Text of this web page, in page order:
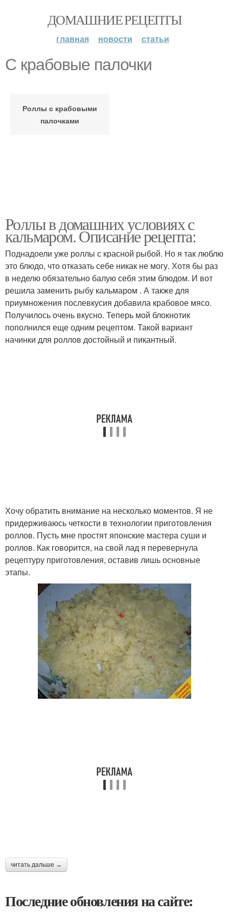
ДОМАШНИЕ РЕЦЕПТЫ
главная новости статьи
С крабовые палочки
Роллы с крабовыми
палочками
Роллы в домашних условиях с
кальмаром. Описание рецепта:
Поднадоели уже роллы с красной рыбой. Но я так люблю
это блюдо, что отказать себе никак не могу. Хотя бы раз
в неделю обязательно балую себя этим блюдом. И вот
решила заменить рыбу кальмаром . А также для
приумножения послевкусия добавила крабовое мясо.
Получилось очень вкусно. Теперь мой блокнотик
пополнился еще одним рецептом. Такой вариант
начинки для роллов достойный и пикантный.
Хочу обратить внимание на несколько моментов. Я не
придерживаюсь четкости в технологии приготовления
роллов. Пусть мне простят японские мастера суши и
роллов. Как говорится, на свой лад я перевернула
рецептуру приготовления, оставив лишь основные
этапы.
читать дальше →
Последние обновления на сайте: